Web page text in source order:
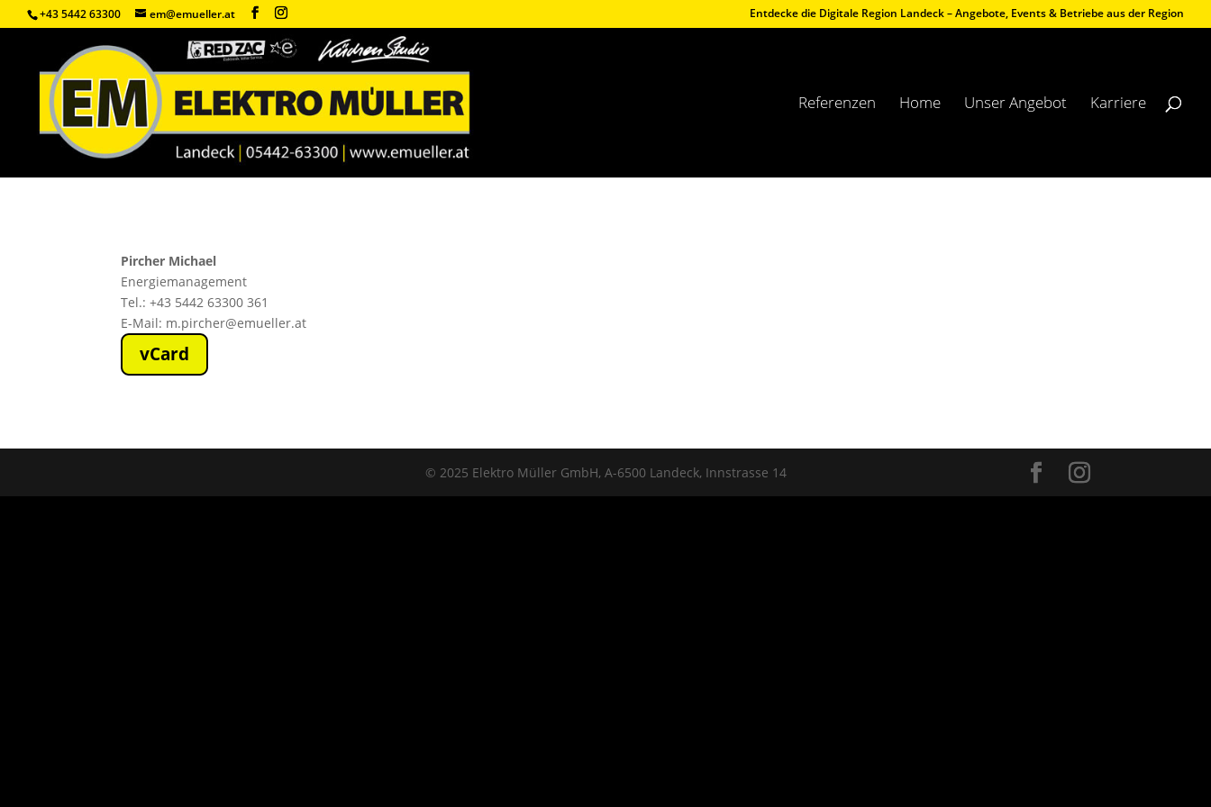
+43 5442 63300 em@emueller.at Entdecke die Digitale Region Landeck – Angebote, Events & Betriebe aus der Region
Referenzen Home Unser Angebot Karriere
Pircher Michael
Energiemanagement
Tel.: +43 5442 63300 361
E-Mail: m.pircher@emueller.at
vCard
© 2025 Elektro Müller GmbH, A-6500 Landeck, Innstrasse 14